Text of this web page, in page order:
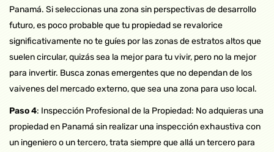
Panamá. Si seleccionas una zona sin perspectivas de desarrollo
futuro, es poco probable que tu propiedad se revalorice
significativamente no te guíes por las zonas de estratos altos que
suelen circular, quizás sea la mejor para tu vivir, pero no la mejor
para invertir. Busca zonas emergentes que no dependan de los
vaivenes del mercado externo, que sea una zona para uso local.
Paso 4: Inspección Profesional de la Propiedad: No adquieras una
propiedad en Panamá sin realizar una inspección exhaustiva con
un ingeniero o un tercero, trata siempre que allá un tercero para